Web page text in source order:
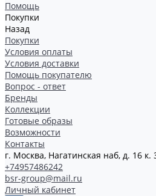
Помощь
Покупки
Назад
Покупки
Условия оплаты
Условия доставки
Помощь покупателю
Вопрос - ответ
Бренды
Коллекции
Готовые образы
Возможности
Контакты
г. Москва, Нагатинская наб, д. 16
+74957486242
bsr-group@mail.ru
Личный кабинет